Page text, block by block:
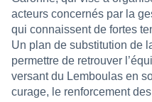
acteurs concernés par la
qui connaissent de fortes
Un plan de substitution de
permettre de retrouver
versant du Lemboulas en
curage, le renforcement